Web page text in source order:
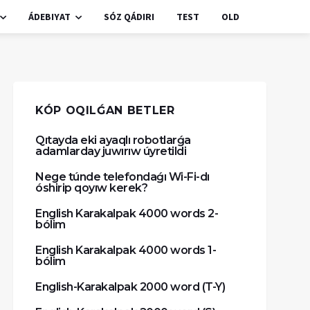
ÁDEBIYAT SÓZ QÁDIRI TEST OLD
KÓP OQILǴAN BETLER
Qıtayda eki ayaqlı robotlarǵa
adamlarday juwırıw úyretildi
Nege túnde telefondaǵı Wi-Fi-dı
óshirip qoyıw kerek?
English Karakalpak 4000 words 2-
bólim
English Karakalpak 4000 words 1-
bólim
English-Karakalpak 2000 word (T-Y)